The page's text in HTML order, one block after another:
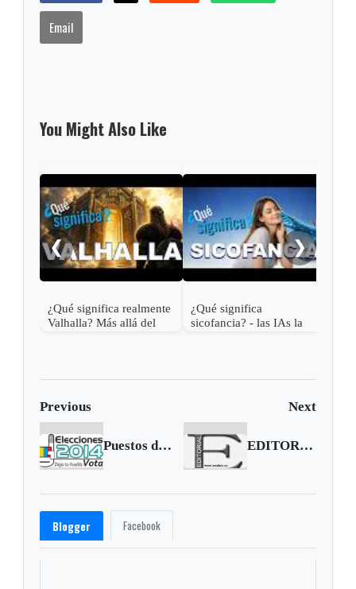
Email
You Might Also Like
❮
¿Qué significa realmente
Valhalla? Más allá del
¿Qué significa
sicofancia? - las IAs la
❯
Previous Next
Puestos de votación en Tunja EDITORIAL | Nos siguen viendo la cara
Blogger Facebook